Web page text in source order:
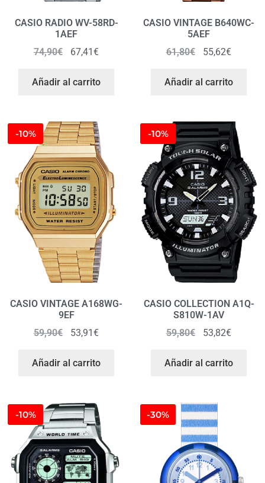
CASIO RADIO WV-58RD-
1AEF
74,90€ 67,41€
Añadir al carrito
CASIO VINTAGE B640WC-
5AEF
61,80€ 55,62€
Añadir al carrito
-10%
CASIO VINTAGE A168WG-
9EF
59,90€ 53,91€
Añadir al carrito
-10%
CASIO COLLECTION A1Q-
S810W-1AV
59,80€ 53,82€
Añadir al carrito
-10% -30%